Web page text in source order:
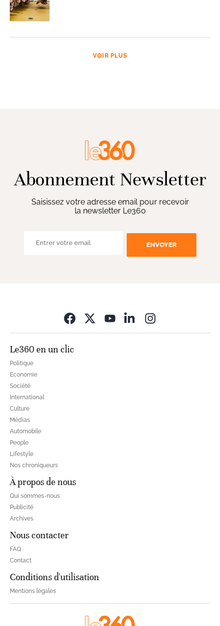
VOIR PLUS
Abonnement Newsletter
Saisissez votre adresse email pour recevoir
la newsletter Le360
ENVOYER
Le360 en un clic
Politique
Economie
Société
International
Culture
Médias
Automobile
People
Lifestyle
Nos chroniqueurs
À propos de nous
Qui sommes-nous
Publicité
Archives
Nous contacter
FAQ
Contact
Conditions d'utilisation
Mentions légales